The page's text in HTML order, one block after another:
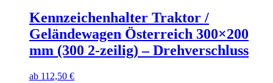
Kennzeichenhalter Traktor /
Geländewagen Österreich 300×200
mm (300 2-zeilig) – Drehverschluss
ab 112,50 €